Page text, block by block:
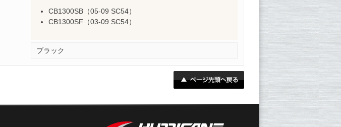
CB1300SB（05-09 SC54）
CB1300SF（03-09 SC54）
ブラック